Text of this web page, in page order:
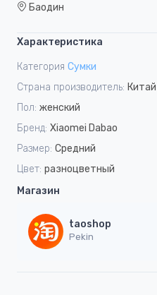
Баодин
Характеристика
Категория Сумки
Страна производитель: Китай
Пол: женский
Бренд: Xiaomei Dabao
Размер: Средний
Цвет: разноцветный
Магазин
taoshop
Pekin